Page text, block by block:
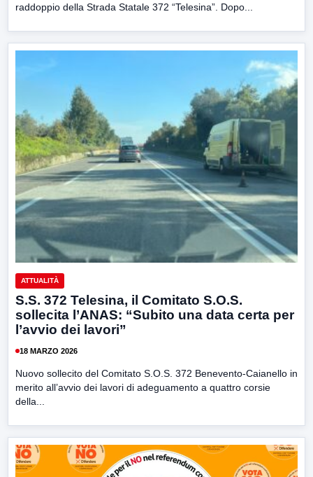
raddoppio della Strada Statale 372 “Telesina”. Dopo...
ATTUALITÀ
S.S. 372 Telesina, il Comitato S.O.S.
sollecita l’ANAS: “Subito una data certa per
l’avvio dei lavori”
18 MARZO 2026
Nuovo sollecito del Comitato S.O.S. 372 Benevento-Caianello in
merito all’avvio dei lavori di adeguamento a quattro corsie
della...